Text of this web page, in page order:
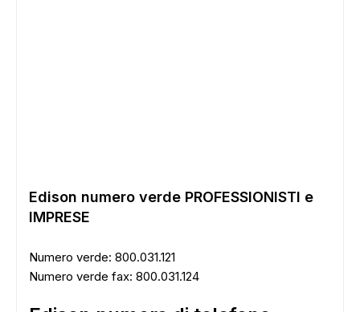
Edison numero verde PROFESSIONISTI e
IMPRESE
Numero verde: 800.031.121
Numero verde fax: 800.031.124